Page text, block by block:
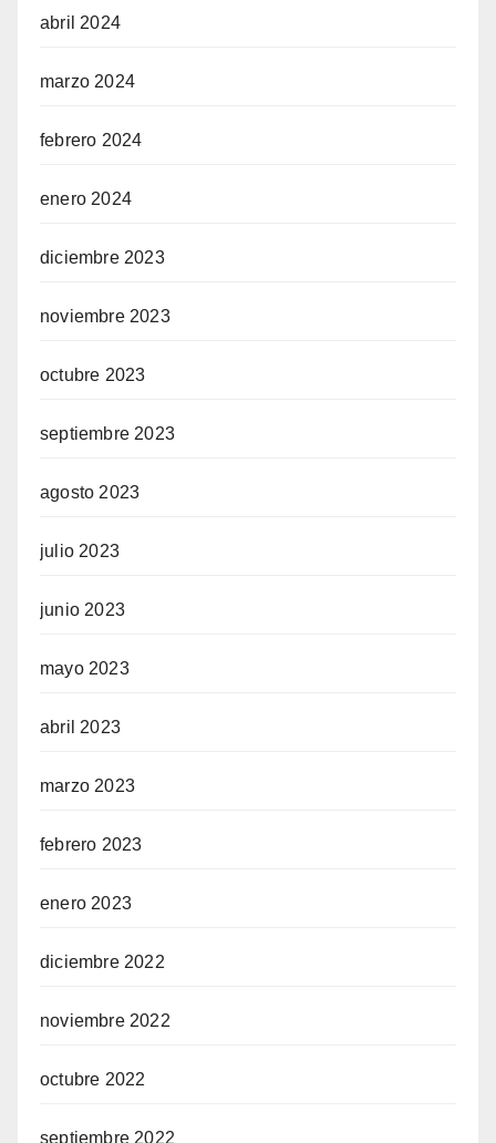
abril 2024
marzo 2024
febrero 2024
enero 2024
diciembre 2023
noviembre 2023
octubre 2023
septiembre 2023
agosto 2023
julio 2023
junio 2023
mayo 2023
abril 2023
marzo 2023
febrero 2023
enero 2023
diciembre 2022
noviembre 2022
octubre 2022
septiembre 2022